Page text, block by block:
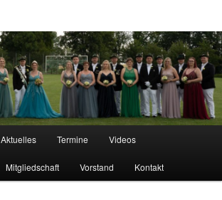
Aktuelles Termine Videos
Mitgliedschaft Vorstand Kontakt